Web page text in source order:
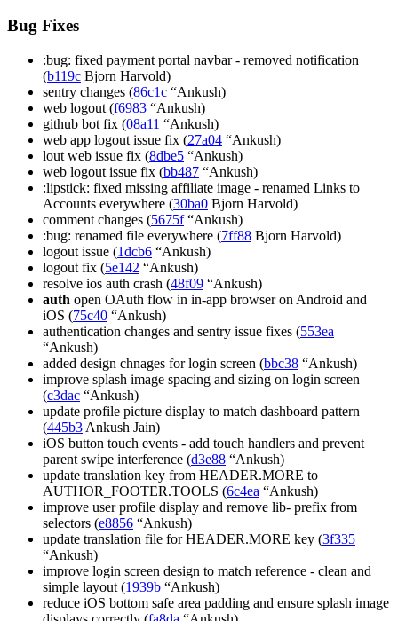
Bug Fixes
:bug: fixed payment portal navbar - removed notification
(b119c Bjorn Harvold)
sentry changes (86c1c “Ankush)
web logout (f6983 “Ankush)
github bot fix (08a11 “Ankush)
web app logout issue fix (27a04 “Ankush)
lout web issue fix (8dbe5 “Ankush)
web logout issue fix (bb487 “Ankush)
:lipstick: fixed missing affiliate image - renamed Links to
Accounts everywhere (30ba0 Bjorn Harvold)
comment changes (5675f“Ankush)
:bug: renamed file everywhere (7ff88 Bjorn Harvold)
logout issue (1dcb6 “Ankush)
logout fix (5e142 “Ankush)
resolve ios auth crash (48f09 “Ankush)
auth open OAuth flow in in-app browser on Android and
iOS (75c40 “Ankush)
authentication changes and sentry issue fixes (553ea
“Ankush)
added design chnages for login screen (bbc38 “Ankush)
improve splash image spacing and sizing on login screen
(c3dac “Ankush)
update profile picture display to match dashboard pattern
(445b3 Ankush Jain)
iOS button touch events - add touch handlers and prevent
parent swipe interference (d3e88 “Ankush)
update translation key from HEADER.MORE to
AUTHOR_FOOTER.TOOLS (6c4ea “Ankush)
improve user profile display and remove lib- prefix from
selectors (e8856 “Ankush)
update translation file for HEADER.MORE key (3f335
“Ankush)
improve login screen design to match reference - clean and
simple layout (1939b “Ankush)
reduce iOS bottom safe area padding and ensure splash image